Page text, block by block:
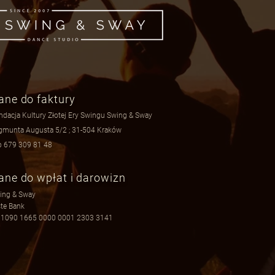
do faktury
Kultury Złotej Ery Swingu Swing & Sway
Augusta 5/2 ; 31-504 Kraków
679 309 81 48
do wpłat i darowizn
& Sway
Bank
1665 0000 0001 2303 3141